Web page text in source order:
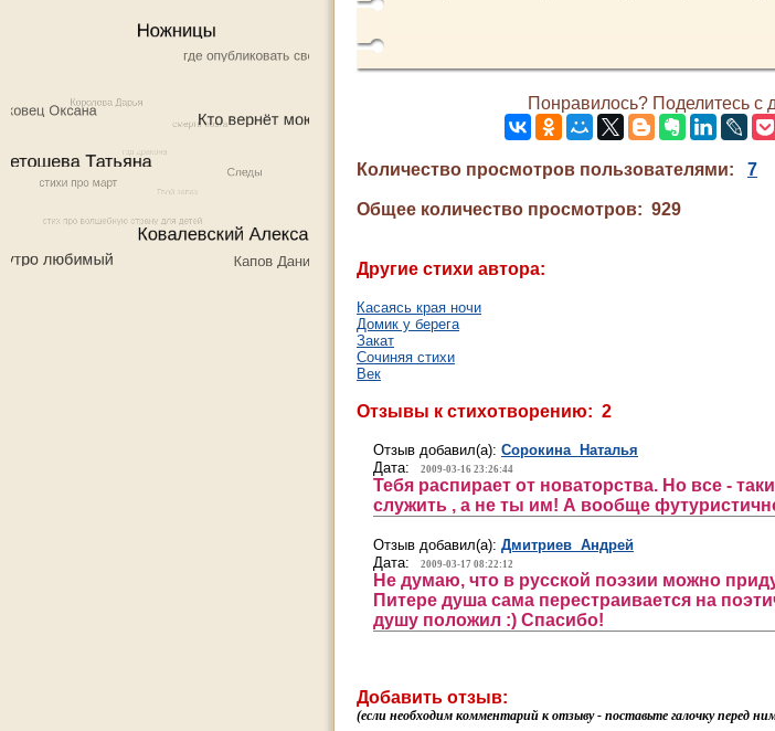
Понравилось? Поделитесь с
Количество просмотров пользователями: 7
Общее количество просмотров: 929
Другие стихи автора:
Касаясь края ночи
Домик у берега
Закат
Сочиняя стихи
Век
Отзывы к стихотворению: 2
Отзыв добавил(а): Сорокина Наталья
Дата:
2009-03-16 23:26:44
Тебя распирает от новаторства. Но все -
служить , а не ты им! А вообще
Отзыв добавил(а): Дмитриев Андрей
Дата:
2009-03-17 08:22:12
Не думаю, что в русской поэзии можно
Питере душа сама перестраивается на
душу положил :) Спасибо!
Добавить отзыв:
(если необходим комментарий к отзыву - поставьте галочку перед